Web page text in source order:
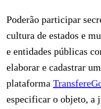
Poderão participar
cultura de estados e
e entidades públicas
elaborar e cadastrar
plataforma
especificar o objeto, a